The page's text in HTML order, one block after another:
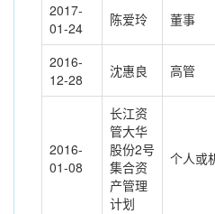
2017-
01-24
陈爱玲 董事
2016-
12-28
沈惠良 高管
2016-
01-08
长江资
管大华
股份2号
集合资
产管理
计划
个人或